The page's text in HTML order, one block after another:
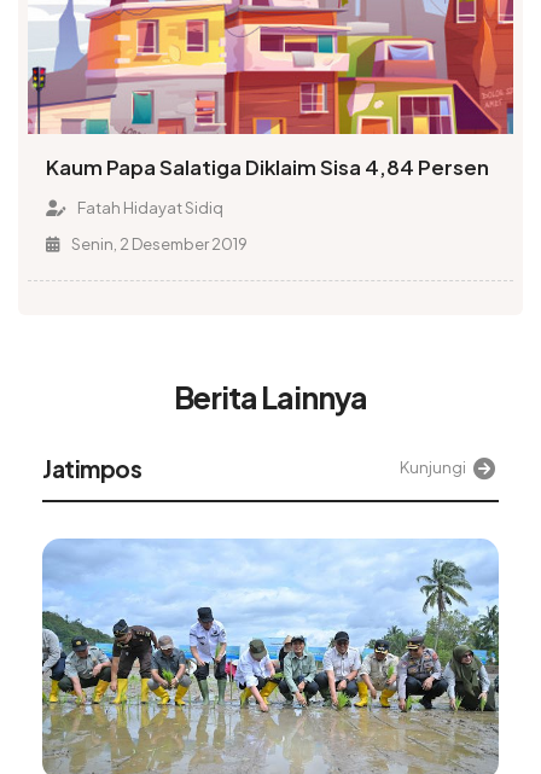
Kaum Papa Salatiga Diklaim Sisa 4,84 Persen
Fatah Hidayat Sidiq
Senin, 2 Desember 2019
Berita Lainnya
Jatimpos Kunjungi